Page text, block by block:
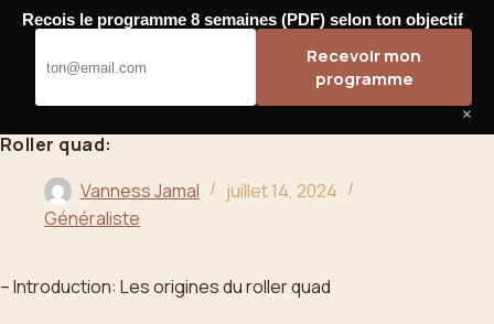
Passer
contenu
Bahoo
Roller quad:
Vanness Jamal
juillet 14, 2024
Généraliste
– Introduction: Les origines du roller quad
Recois le programme 8 semaines (PDF) selon ton objectif
Recevoir mon
programme
×